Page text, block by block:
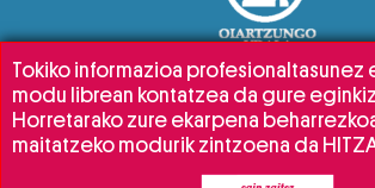
Tokiko informazioa profesionaltasunez
modu librean kontatzea da gure
Horretarako zure ekarpena
maitatzeko modurik zintzoena da